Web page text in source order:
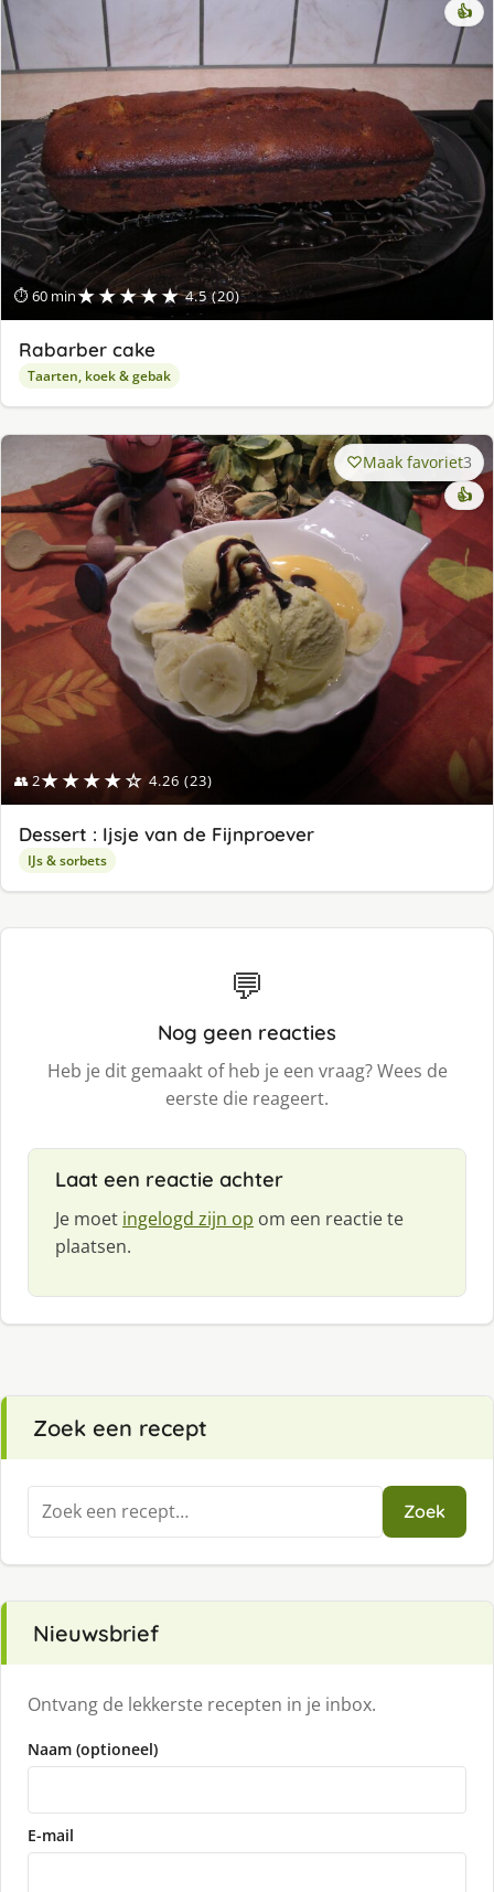
⏱ 60 min★★★★★ 4.5 (20)
👍
Rabarber cake
Taarten, koek & gebak
👥 2★★★★☆ 4.26 (23)
Maak favoriet3
👍
Dessert : Ijsje van de Fijnproever
IJs & sorbets
💬
Nog geen reacties
Heb je dit gemaakt of heb je een vraag? Wees de
eerste die reageert.
Laat een reactie achter
Je moet ingelogd zijn op om een reactie te
plaatsen.
Zoek een recept
Zoeken
naar:
Zoek
Nieuwsbrief
Ontvang de lekkerste recepten in je inbox.
Naam (optioneel)
E-mail